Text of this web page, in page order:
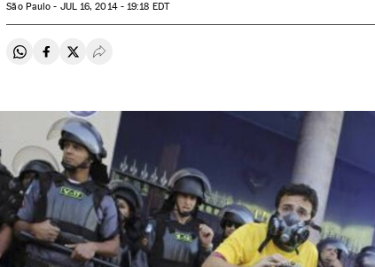
São Paulo - JUL16, 2014 - 19:18 EDT
Compartir en Whatsapp
Compartir en Facebook
Compartir en Twitter
Desplegar Redes Sociales